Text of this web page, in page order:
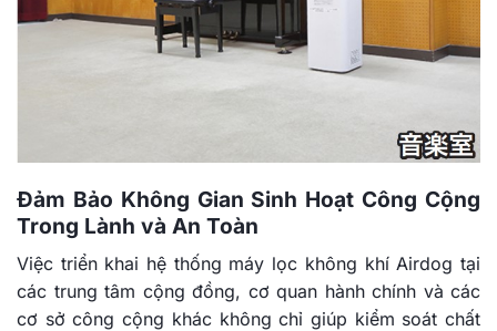
Đảm Bảo Không Gian Sinh Hoạt Công Cộng
Trong Lành và An Toàn
Việc triển khai hệ thống máy lọc không khí Airdog tại
các trung tâm cộng đồng, cơ quan hành chính và các
cơ sở công cộng khác không chỉ giúp kiểm soát chất